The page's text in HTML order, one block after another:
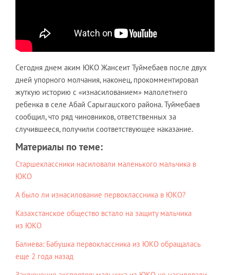
Сегодня днем аким ЮКО Жансеит Туймебаев после двух
дней упорного молчания, наконец, прокомментировал
жуткую историю с «изнасилованием» малолетнего
ребенка в селе Абай Сарыгашского района. Туймебаев
сообщил, что ряд чиновников, ответственных за
случившееся, получили соответствующее наказание.
Материалы по теме:
Старшеклассники насиловали маленького мальчика в
ЮКО
А было ли изнасилование первоклассника в ЮКО?
Казахстанское общество встало на защиту мальчика
из ЮКО
Балиева: Бабушка первоклассника из ЮКО обращалась
еще 2 года назад